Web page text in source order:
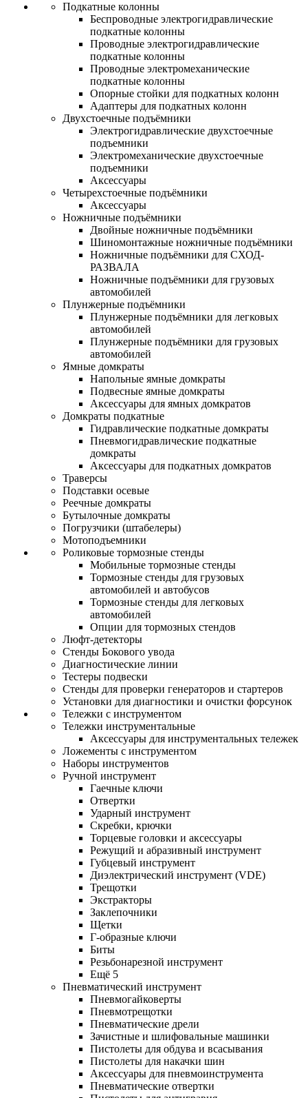
Подкатные колонны
Беспроводные электрогидравлические
подкатные колонны
Проводные электрогидравлические
подкатные колонны
Проводные электромеханические
подкатные колонны
Опорные стойки для подкатных колонн
Адаптеры для подкатных колонн
Двухстоечные подъёмники
Электрогидравлические двухстоечные
подъемники
Электромеханические двухстоечные
подъемники
Аксессуары
Четырехстоечные подъёмники
Аксессуары
Ножничные подъёмники
Двойные ножничные подъёмники
Шиномонтажные ножничные подъёмники
Ножничные подъёмники для СХОД-
РАЗВАЛА
Ножничные подъёмники для грузовых
автомобилей
Плунжерные подъёмники
Плунжерные подъёмники для легковых
автомобилей
Плунжерные подъёмники для грузовых
автомобилей
Ямные домкраты
Напольные ямные домкраты
Подвесные ямные домкраты
Аксессуары для ямных домкратов
Домкраты подкатные
Гидравлические подкатные домкраты
Пневмогидравлические подкатные
домкраты
Аксессуары для подкатных домкратов
Траверсы
Подставки осевые
Реечные домкраты
Бутылочные домкраты
Погрузчики (штабелеры)
Мотоподъемники
Роликовые тормозные стенды
Мобильные тормозные стенды
Тормозные стенды для грузовых
автомобилей и автобусов
Тормозные стенды для легковых
автомобилей
Опции для тормозных стендов
Люфт-детекторы
Стенды Бокового увода
Диагностические линии
Тестеры подвески
Стенды для проверки генераторов и стартеров
Установки для диагностики и очистки форсунок
Тележки с инструментом
Тележки инструментальные
Аксессуары для инструментальных тележек
Ложементы с инструментом
Наборы инструментов
Ручной инструмент
Гаечные ключи
Отвертки
Ударный инструмент
Скребки, крючки
Торцевые головки и аксессуары
Режущий и абразивный инструмент
Губцевый инструмент
Диэлектрический инструмент (VDE)
Трещотки
Экстракторы
Заклепочники
Щетки
Г-образные ключи
Биты
Резьбонарезной инструмент
Ещё 5
Пневматический инструмент
Пневмогайковерты
Пневмотрещотки
Пневматические дрели
Зачистные и шлифовальные машинки
Пистолеты для обдува и всасывания
Пистолеты для накачки шин
Аксессуары для пневмоинструмента
Пневматические отвертки